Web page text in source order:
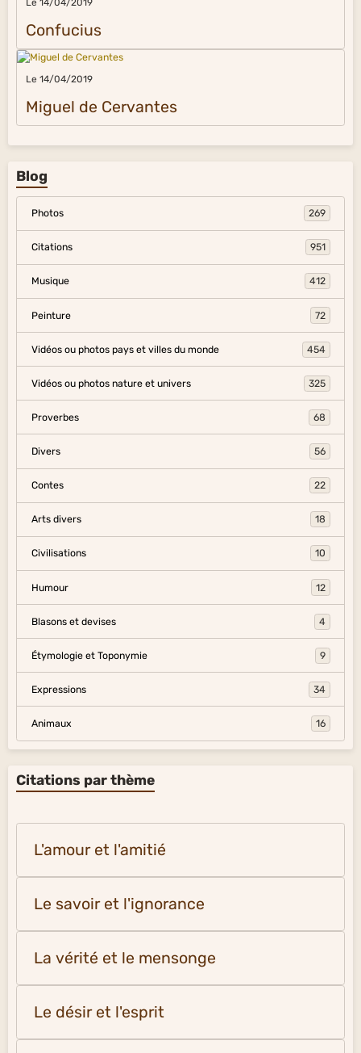
Le 14/04/2019
Confucius
Le 14/04/2019
Miguel de Cervantes
Blog
Photos 269
Citations 951
Musique 412
Peinture 72
Vidéos ou photos pays et villes du monde 454
Vidéos ou photos nature et univers 325
Proverbes 68
Divers 56
Contes 22
Arts divers 18
Civilisations 10
Humour 12
Blasons et devises 4
Étymologie et Toponymie 9
Expressions 34
Animaux 16
Citations par thème
L'amour et l'amitié
Le savoir et l'ignorance
La vérité et le mensonge
Le désir et l'esprit